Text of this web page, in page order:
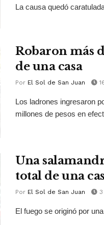
La causa quedó
Robaron más
de una casa
Por El Sol de San Juan
Los ladrones ingresaron
millones de pesos en
Una
total de una
Por El Sol de San Juan
El fuego se originó por